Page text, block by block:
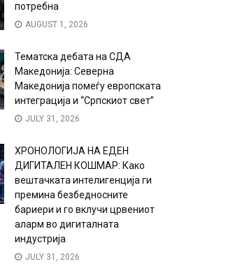
потребна
AUGUST 1, 2026
Тематска дебата на СДА
Македонија: Северна
Македонија помеѓу европската
интеграција и “Српскиот свет”
JULY 31, 2026
ХРОНОЛОГИЈА НА ЕДЕН
ДИГИТАЛЕН КОШМАР: Како
вештачката интелигенција ги
премина безбедносните
бариери и го вклучи црвениот
аларм во дигиталната
индустрија
JULY 31, 2026